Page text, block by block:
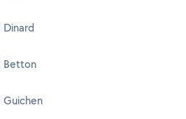
Dinard
Betton
Guichen